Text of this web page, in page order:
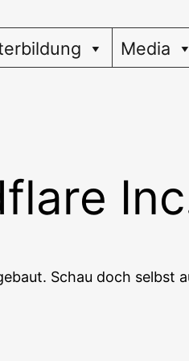
Media
Schau doch selbst